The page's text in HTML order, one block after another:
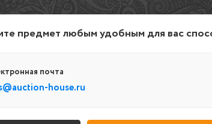
предмет любым удобным для вас
почта
house.ru